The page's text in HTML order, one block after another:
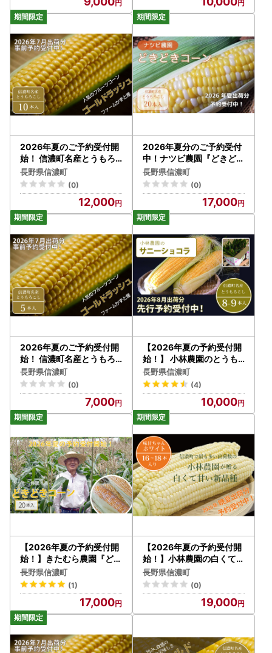
ラー品種 令和8年7月下旬
～8月下旬に随時出荷予定
【長野県信濃町ふるさと納
税】
（4kg強セット）／スイー
トコーン注目品種を予約受
付中！ 【長野県信濃町ふ
るさと納税】
2026年夏のご予約受付開
始！ 信濃町名産とうもろ
こし『ファームかずとのゴ
ールドラッシュ 10本セッ
ト』粒皮が薄く生でも食べ
られる、フルーツを凌ぐほ
どの甘いとうもろこし 朝
採れを農場から直送 令和
8年7月下旬～8月下旬出荷
分 先行予約【長野県信濃
町ふるさと納税】
長野県信濃町
(0)
12,000
2026年夏分のご予約受付
中！ナツビ農園『どきどき
コーン』20本セット（約9
kg）信濃町名産とうもろ
こし／白と黄色のバイカラ
ー品種 令和8年7月下旬～
8月下旬に随時出荷予定【
長野県信濃町】
長野県信濃町
(0)
17,000
2026年夏のご予約受付開
始！ 信濃町名産とうもろ
こし『ファームかずとのゴ
ールドラッシュ 5本セット
』粒皮が薄く生でも食べら
れる、フルーツを凌ぐほど
の甘いとうもろこし 朝採
れを農場から直送 令和8
年7月下旬～8月下旬出荷
分 先行予約【長野県信濃
町ふるさと納税】
長野県信濃町
(0)
7,000
【2026年夏の予約受付開
始！】 小林農園のとうも
ろこし（8～9本セット）
信濃町産サニーショコラ｜
令和8年8月上旬からのお
届け予定 生産者直送 20
26年夏出荷分 先行予約【
長野県信濃町ふるさと納税
】
長野県信濃町
(4)
10,000
【2026年夏の予約受付開
始！】きたむら農園『どき
どきコーン』×20本セッ
ト（約8～8.5kg相当）信
濃町名産とうもろこし／ス
イートコーンの新定番品種
令和8年7月下旬出荷開
始予定！【長野県信濃町ふ
るさと納税】
長野県信濃町
(1)
17,000
【2026年夏の予約受付開
始！】小林農園の白くて甘
いとうもろこし『味甘ちゃ
んホワイト（みかんちゃん
ほわいと）』16～18本入
り（約9kgセット）／スイ
ートコーン注目品種を予約
ふるさと納税】
長野県信濃町
(0)
19,000